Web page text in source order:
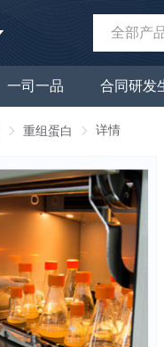
全部产
一司一品 合同研发
重组蛋白 详情